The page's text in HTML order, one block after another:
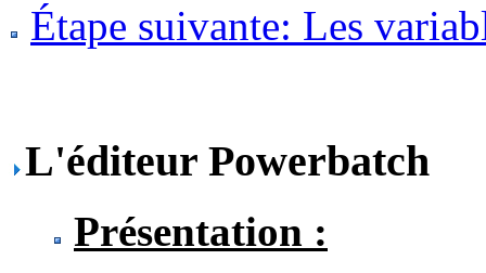
Étape suivante: Les
L'éditeur Powerbatch
Présentation :